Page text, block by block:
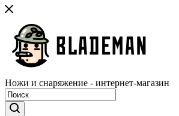
Ножи и снаряжение - интернет-магазин